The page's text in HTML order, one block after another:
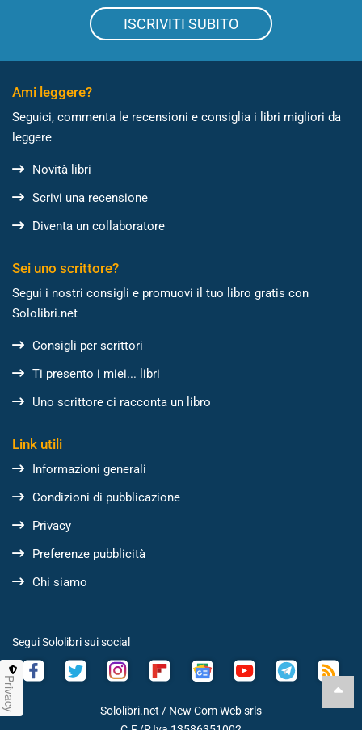
ISCRIVITI SUBITO
Ami leggere?
Seguici, commenta le recensioni e consiglia i libri migliori da
leggere
Novità libri
Scrivi una recensione
Diventa un collaboratore
Sei uno scrittore?
Segui i nostri consigli e promuovi il tuo libro gratis con
Sololibri.net
Consigli per scrittori
Ti presento i miei... libri
Uno scrittore ci racconta un libro
Link utili
Informazioni generali
Condizioni di pubblicazione
Privacy
Preferenze pubblicità
Chi siamo
Segui Sololibri sui social
Sololibri.net / New Com Web srls
Privacy